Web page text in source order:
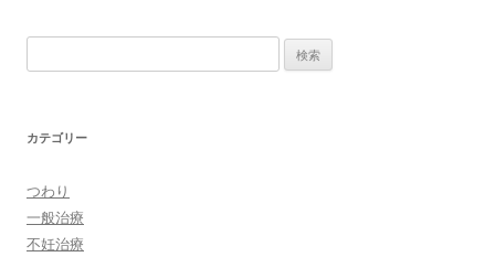
索:
カテゴリー
つわり
一般治療
不妊治療